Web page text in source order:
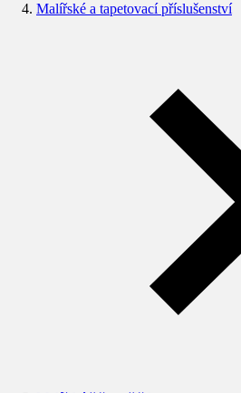
Malířské a tapetovací příslušenství